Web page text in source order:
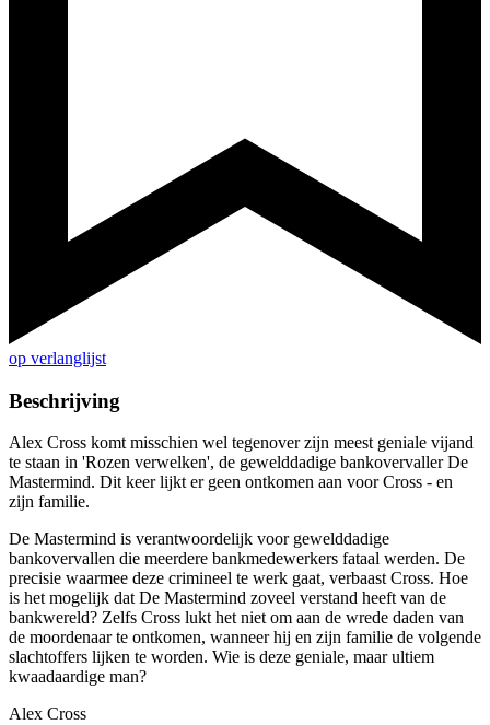
op verlanglijst
Beschrijving
Alex Cross komt misschien wel tegenover zijn meest geniale vijand
te staan in 'Rozen verwelken', de gewelddadige bankovervaller De
Mastermind. Dit keer lijkt er geen ontkomen aan voor Cross - en
zijn familie.
De Mastermind is verantwoordelijk voor gewelddadige
bankovervallen die meerdere bankmedewerkers fataal werden. De
precisie waarmee deze crimineel te werk gaat, verbaast Cross. Hoe
is het mogelijk dat De Mastermind zoveel verstand heeft van de
bankwereld? Zelfs Cross lukt het niet om aan de wrede daden van
de moordenaar te ontkomen, wanneer hij en zijn familie de volgende
slachtoffers lijken te worden. Wie is deze geniale, maar ultiem
kwaadaardige man?
Alex Cross